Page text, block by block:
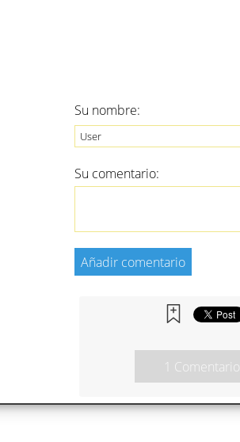
Su nombre:
Su comentario:
1 Comentario